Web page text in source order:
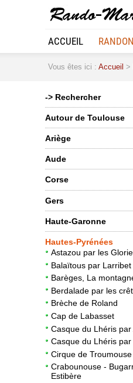
ACCUEIL
Vous êtes ici : Accueil >
-> Rechercher
Autour de Toulouse
Ariège
Aude
Corse
Gers
Haute-Garonne
Hautes-Pyrénées
Astazou par les
Balaïtous par Larribet
Barèges, La
Berdalade par les
Brèche de Roland
Cap de Labasset
Casque du Lhéris par
Casque du Lhéris par
Cirque de Troumouse
Crabounouse -
Estibère